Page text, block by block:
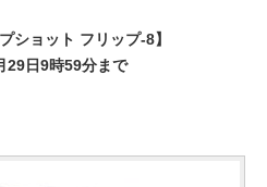
ショット フリップ-8】
29日9時59分まで